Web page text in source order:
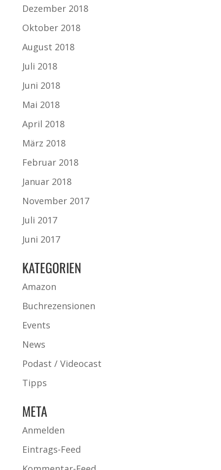
Dezember 2018
Oktober 2018
August 2018
Juli 2018
Juni 2018
Mai 2018
April 2018
März 2018
Februar 2018
Januar 2018
November 2017
Juli 2017
Juni 2017
KATEGORIEN
Amazon
Buchrezensionen
Events
News
Podast / Videocast
Tipps
META
Anmelden
Eintrags-Feed